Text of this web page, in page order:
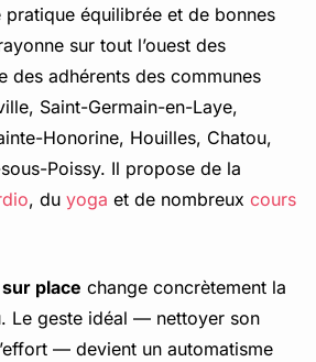
pratique équilibrée et de bonnes
sur tout l’ouest des
des adhérents des communes
Saint-Germain-en-Laye,
Honorine, Houilles, Chatou,
Poissy. Il propose de la
, du yoga et de nombreux cours
place change concrètement la
Le geste idéal — nettoyer son
— devient un automatisme